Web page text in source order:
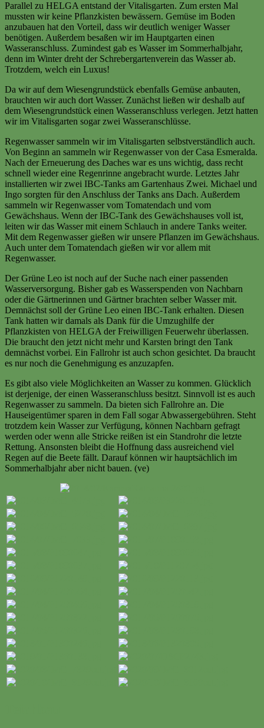
Parallel zu HELGA entstand der Vitalisgarten. Zum ersten Mal
mussten wir keine Pflanzkisten bewässern. Gemüse im Boden
anzubauen hat den Vorteil, dass wir deutlich weniger Wasser
benötigen. Außerdem besaßen wir im Hauptgarten einen
Wasseranschluss. Zumindest gab es Wasser im Sommerhalbjahr,
denn im Winter dreht der Schrebergartenverein das Wasser ab.
Trotzdem, welch ein Luxus!
Da wir auf dem Wiesengrundstück ebenfalls Gemüse anbauten,
brauchten wir auch dort Wasser. Zunächst ließen wir deshalb auf
dem Wiesengrundstück einen Wasseranschluss verlegen. Jetzt hatten
wir im Vitalisgarten sogar zwei Wasseranschlüsse.
Regenwasser sammeln wir im Vitalisgarten selbstverständlich auch.
Von Beginn an sammeln wir Regenwasser von der Casa Esmeralda.
Nach der Erneuerung des Daches war es uns wichtig, dass recht
schnell wieder eine Regenrinne angebracht wurde. Letztes Jahr
installierten wir zwei IBC-Tanks am Gartenhaus Zwei. Michael und
Ingo sorgten für den Anschluss der Tanks ans Dach. Außerdem
sammeln wir Regenwasser vom Tomatendach und vom
Gewächshaus. Wenn der IBC-Tank des Gewächshauses voll ist,
leiten wir das Wasser mit einem Schlauch in andere Tanks weiter.
Mit dem Regenwasser gießen wir unsere Pflanzen im Gewächshaus.
Auch unter dem Tomatendach gießen wir vor allem mit
Regenwasser.
Der Grüne Leo ist noch auf der Suche nach einer passenden
Wasserversorgung. Bisher gab es Wasserspenden von Nachbarn
oder die Gärtnerinnen und Gärtner brachten selber Wasser mit.
Demnächst soll der Grüne Leo einen IBC-Tank erhalten. Diesen
Tank hatten wir damals als Dank für die Umzughilfe der
Pflanzkisten von HELGA der Freiwilligen Feuerwehr überlassen.
Die braucht den jetzt nicht mehr und Karsten bringt den Tank
demnächst vorbei. Ein Fallrohr ist auch schon gesichtet. Da braucht
es nur noch die Genehmigung es anzuzapfen.
Es gibt also viele Möglichkeiten an Wasser zu kommen. Glücklich
ist derjenige, der einen Wasseranschluss besitzt. Sinnvoll ist es auch
Regenwasser zu sammeln. Da bieten sich Fallrohre an. Die
Hauseigentümer sparen in dem Fall sogar Abwassergebühren. Steht
trotzdem kein Wasser zur Verfügung, können Nachbarn gefragt
werden oder wenn alle Stricke reißen ist ein Standrohr die letzte
Rettung. Ansonsten bleibt die Hoffnung dass ausreichend viel
Regen auf die Beete fällt. Darauf können wir hauptsächlich im
Sommerhalbjahr aber nicht bauen. (ve)